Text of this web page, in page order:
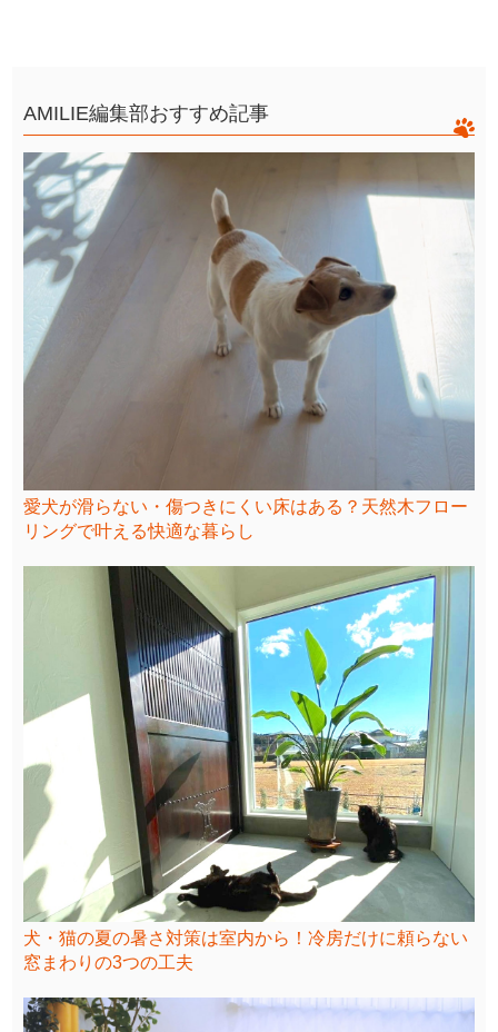
AMILIE編集部おすすめ記事
愛犬が滑らない・傷つきにくい床はある？天然木フロー
リングで叶える快適な暮らし
犬・猫の夏の暑さ対策は室内から！冷房だけに頼らない
窓まわりの3つの工夫